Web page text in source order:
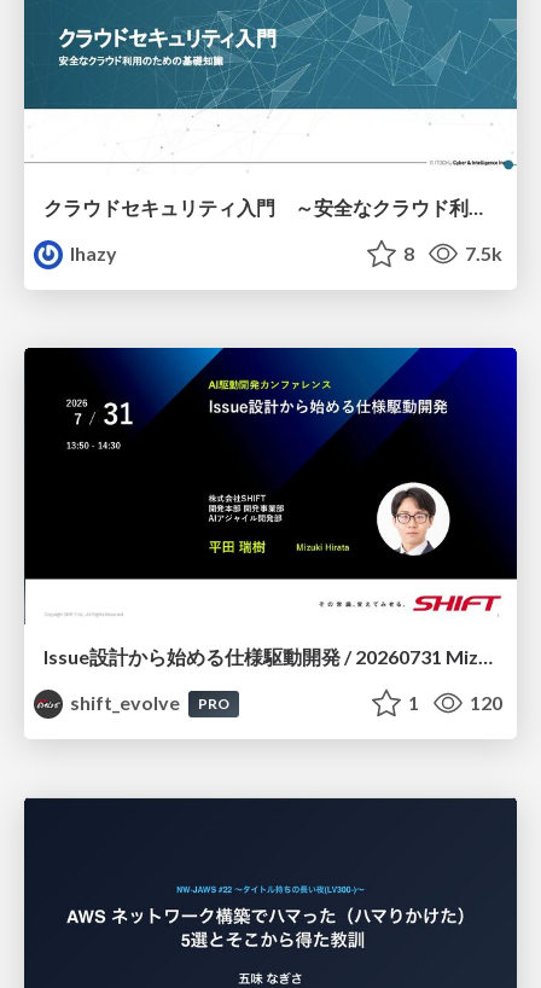
クラウドセキュリティ入門 ～安全なクラウド利用のための基礎知識～
lhazy
8 7.5k
Issue設計から始める仕様駆動開発 / 20260731 Mizuki Hirata
shift_evolve
PRO 1 120